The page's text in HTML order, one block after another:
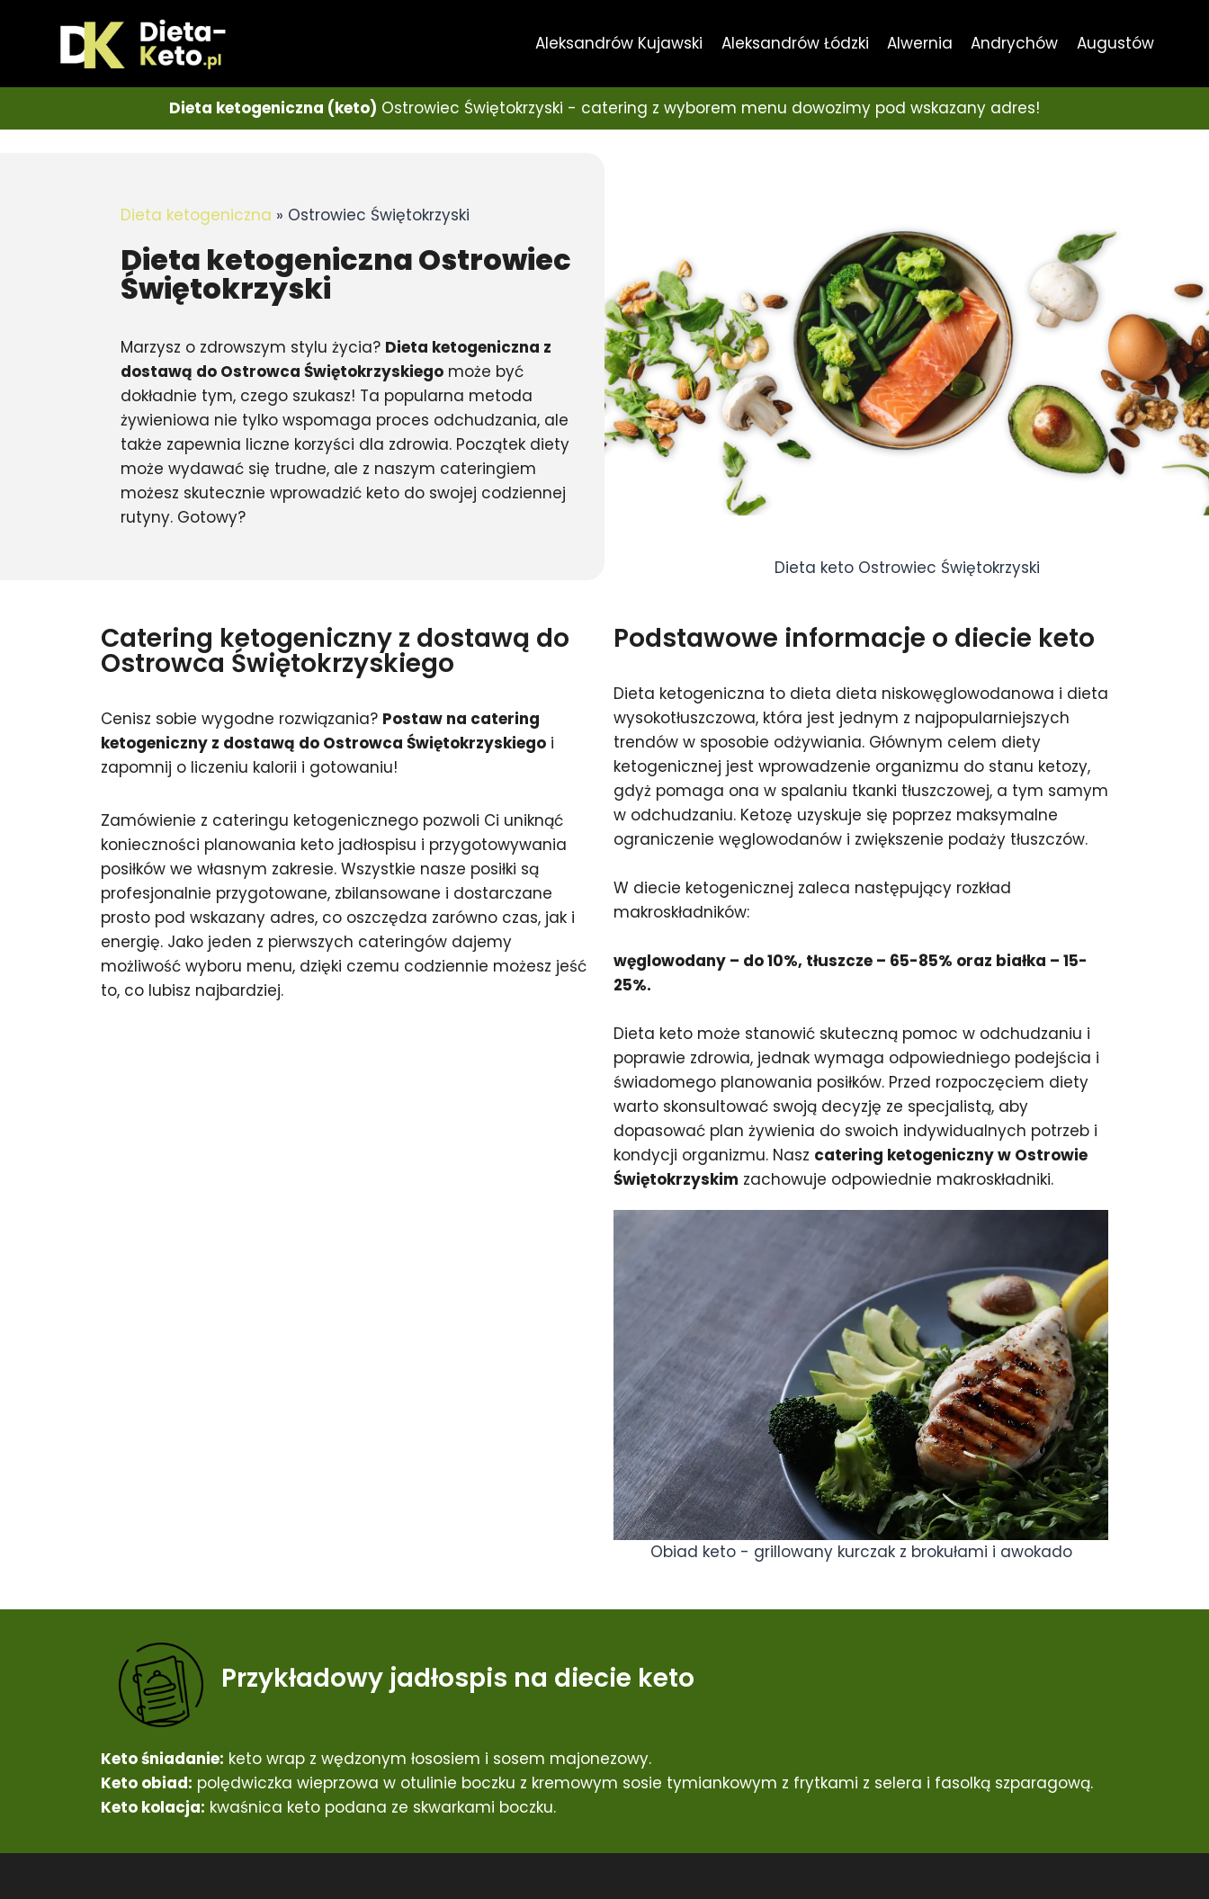
Aleksandrów Kujawski Aleksandrów Łódzki Alwernia Andrychów Augustów
Dieta ketogeniczna (keto) Ostrowiec Świętokrzyski - catering z wyborem menu dowozimy pod wskazany adres!
Dieta ketogeniczna » Ostrowiec Świętokrzyski
Dieta ketogenicznaOstrowiec
Świętokrzyski
Marzysz o zdrowszym stylu życia? Dieta ketogeniczna z
dostawą do Ostrowca Świętokrzyskiego może być
dokładnie tym, czego szukasz! Ta popularna metoda
żywieniowa nie tylko wspomaga proces odchudzania, ale
także zapewnia liczne korzyści dla zdrowia. Początek diety
może wydawać się trudne, ale z naszym cateringiem
możesz skutecznie wprowadzić keto do swojej codziennej
rutyny. Gotowy?
Dieta keto Ostrowiec Świętokrzyski
Catering ketogeniczny z dostawą do
Ostrowca Świętokrzyskiego
Cenisz sobie wygodne rozwiązania? Postaw na catering
ketogeniczny z dostawą do Ostrowca Świętokrzyskiego i
zapomnij o liczeniu kalorii i gotowaniu!
Zamówienie z cateringu ketogenicznego pozwoli Ci uniknąć
konieczności planowania keto jadłospisu i przygotowywania
posiłków we własnym zakresie. Wszystkie nasze posiłki są
profesjonalnie przygotowane, zbilansowane i dostarczane
prosto pod wskazany adres, co oszczędza zarówno czas, jak i
energię. Jako jeden z pierwszych cateringów dajemy
możliwość wyboru menu, dzięki czemu codziennie możesz jeść
to, co lubisz najbardziej.
Podstawowe informacje o diecie keto
Dieta ketogeniczna to dieta dieta niskowęglowodanowa i dieta
wysokotłuszczowa, która jest jednym z najpopularniejszych
trendów w sposobie odżywiania. Głównym celem diety
ketogenicznej jest wprowadzenie organizmu do stanu ketozy,
gdyż pomaga ona w spalaniu tkanki tłuszczowej, a tym samym
w odchudzaniu. Ketozę uzyskuje się poprzez maksymalne
ograniczenie węglowodanów i zwiększenie podaży tłuszczów.
W diecie ketogenicznej zaleca następujący rozkład
makroskładników:
węglowodany – do 10%, tłuszcze – 65-85% oraz białka – 15-
25%.
Dieta keto może stanowić skuteczną pomoc w odchudzaniu i
poprawie zdrowia, jednak wymaga odpowiedniego podejścia i
świadomego planowania posiłków. Przed rozpoczęciem diety
warto skonsultować swoją decyzję ze specjalistą, aby
dopasować plan żywienia do swoich indywidualnych potrzeb i
kondycji organizmu. Nasz catering ketogeniczny w Ostrowie
Świętokrzyskim zachowuje odpowiednie makroskładniki.
Obiad keto - grillowany kurczak z brokułami i awokado
Przykładowy jadłospis na diecie keto
Keto śniadanie: keto wrap z wędzonym łososiem i sosem majonezowy.
Keto obiad: polędwiczka wieprzowa w otulinie boczku z kremowym sosie tymiankowym z frytkami z selera i fasolką szparagową.
Keto kolacja: kwaśnica keto podana ze skwarkami boczku.